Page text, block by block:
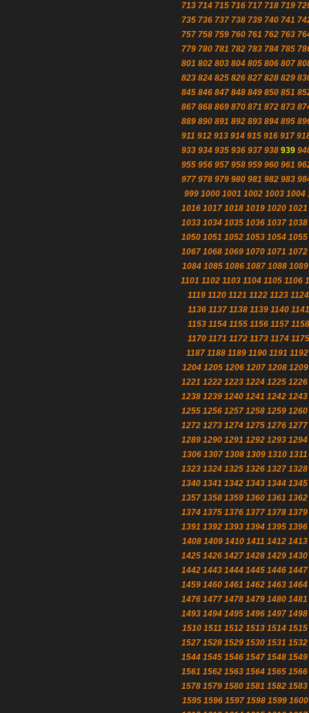
713 714 715 716 717 718 719
735 736 737 738 739 740 741
757 758 759 760 761 762 763
779 780 781 782 783 784 785
801 802 803 804 805 806 807
823 824 825 826 827 828 829
845 846 847 848 849 850 851
867 868 869 870 871 872 873
889 890 891 892 893 894 895
911 912 913 914 915 916 917
933 934 935 936 937 938 939
955 956 957 958 959 960 961
977 978 979 980 981 982 983
999 1000 1001 1002 1003 1004
1016 1017 1018 1019 1020 1021
1033 1034 1035 1036 1037 1038
1050 1051 1052 1053 1054 1055
1067 1068 1069 1070 1071 1072
1084 1085 1086 1087 1088 1089
1101 1102 1103 1104 1105 1106
1119 1120 1121 1122 1123 1124
1136 1137 1138 1139 1140 1141
1153 1154 1155 1156 1157 1158
1170 1171 1172 1173 1174 1175
1187 1188 1189 1190 1191 1192
1204 1205 1206 1207 1208 1209
1221 1222 1223 1224 1225 1226
1238 1239 1240 1241 1242 1243
1255 1256 1257 1258 1259 1260
1272 1273 1274 1275 1276 1277
1289 1290 1291 1292 1293 1294
1306 1307 1308 1309 1310 1311
1323 1324 1325 1326 1327 1328
1340 1341 1342 1343 1344 1345
1357 1358 1359 1360 1361 1362
1374 1375 1376 1377 1378 1379
1391 1392 1393 1394 1395 1396
1408 1409 1410 1411 1412 1413
1425 1426 1427 1428 1429 1430
1442 1443 1444 1445 1446 1447
1459 1460 1461 1462 1463 1464
1476 1477 1478 1479 1480 1481
1493 1494 1495 1496 1497 1498
1510 1511 1512 1513 1514 1515
1527 1528 1529 1530 1531 1532
1544 1545 1546 1547 1548 1549
1561 1562 1563 1564 1565 1566
1578 1579 1580 1581 1582 1583
1595 1596 1597 1598 1599 1600